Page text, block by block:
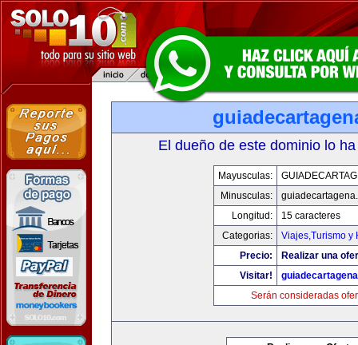
El dueño de este dominio lo
Mayusculas:
Minusculas:
Longitud:
15 caracteres
Categorias:
Viajes,Turismo y
Precio:
Realizar una
Visitar!
Serán consideradas